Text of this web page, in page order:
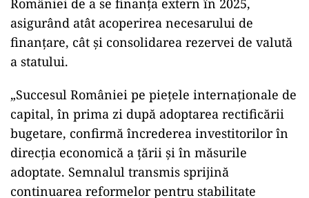
României de a se finanța extern în 2025,
asigurând atât acoperirea necesarului de
finanțare, cât și consolidarea rezervei de valută
a statului.
„Succesul României pe piețele internaționale de
capital, în prima zi după adoptarea rectificării
bugetare, confirmă încrederea investitorilor în
direcția economică a țării și în măsurile
adoptate. Semnalul transmis sprijină
continuarea reformelor pentru stabilitate